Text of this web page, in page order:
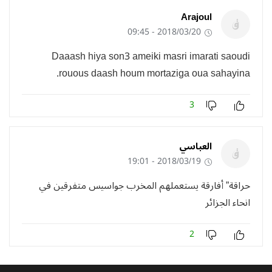
Arajoul
2018/03/20 - 09:45
Daaash hiya son3 ameiki masri imarati saoudi
rouous daash houm mortaziga oua sahayina.
3
العباسي
2018/03/19 - 19:01
حراقة” أفارقة يستعملهم المخرب جواسيس متفرقين في
انحاء الجزائر
2